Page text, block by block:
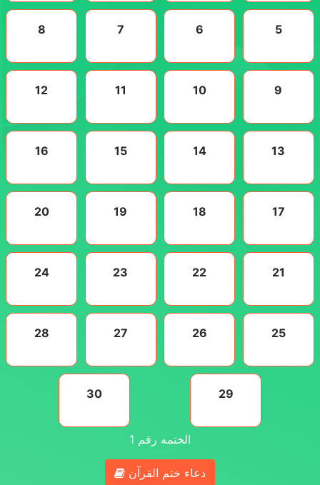
5
6
7
8
9
10
11
12
13
14
15
16
17
18
19
20
21
22
23
24
25
26
27
28
29
30
الختمه رقم 1
دعاء ختم القرآن